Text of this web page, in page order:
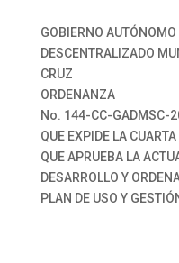
GOBIERNO AUTÓNOMO
DESCENTRALIZADO
CRUZ
ORDENANZA
No. 144-CC-GADMSC-
QUE EXPIDE LA
QUE APRUEBA LA
DESARROLLO Y
PLAN DE USO Y